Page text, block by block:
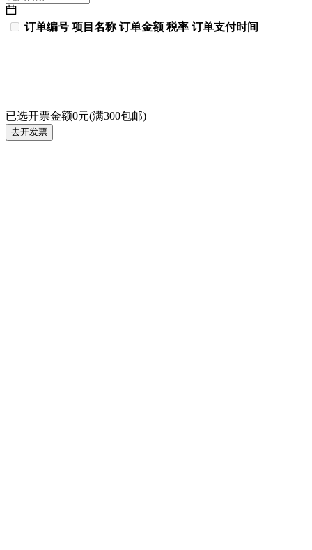
订单编号 项目名称 订单金额 税率 订单支付时间
已选开票金额0元(满300包邮)
去开发票